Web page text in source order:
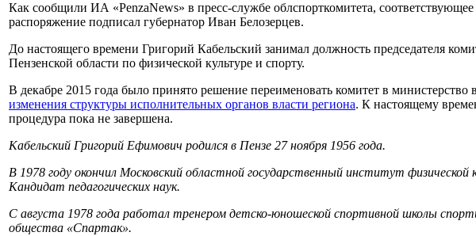
Как сообщили ИА «PenzaNews» в пресс-службе облспорткомитета, соответствующее
распоряжение подписал губернатор Иван Белозерцев.
До настоящего времени Григорий Кабельский занимал должность председателя
Пензенской области по физической культуре и спорту.
В декабре 2015 года было принято решение переименовать комитет в министерство
изменения структуры исполнительных органов власти региона. К настоящему
процедура пока не завершена.
Кабельский Григорий Ефимович родился в Пензе 27 ноября 1956 года.
В 1978 году окончил Московский областной государственный институт физической
Кандидат педагогических наук.
С августа 1978 года работал тренером детско-юношеской спортивной школы
общества «Спартак».